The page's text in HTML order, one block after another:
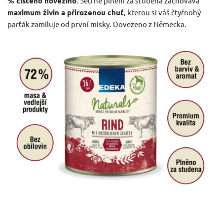
maximum živin a přirozenou chuť, kterou si váš čtyřnohý
parťák zamiluje od první misky. Dovezeno z Německa.